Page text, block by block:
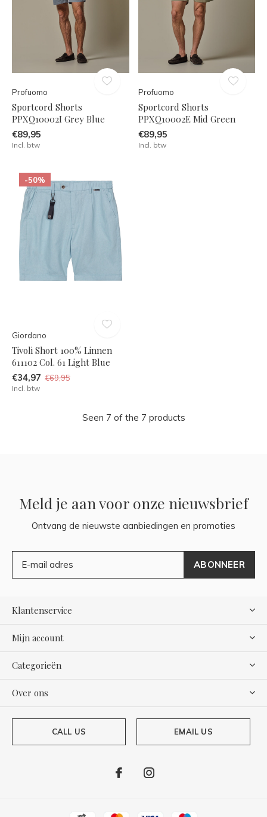
Profuomo
Sportcord Shorts
PPXQ10002I Grey Blue
€89,95
Incl. btw
Profuomo
Sportcord Shorts
PPXQ10002E Mid Green
€89,95
Incl. btw
-50%
Giordano
Tivoli Short 100% Linnen
611102 Col. 61 Light Blue
€34,97 €69,95
Incl. btw
Seen 7 of the 7 products
Meld je aan voor onze nieuwsbrief
Ontvang de nieuwste aanbiedingen en promoties
ABONNEER
Klantenservice
Mijn account
Categorieën
Over ons
CALL US EMAIL US